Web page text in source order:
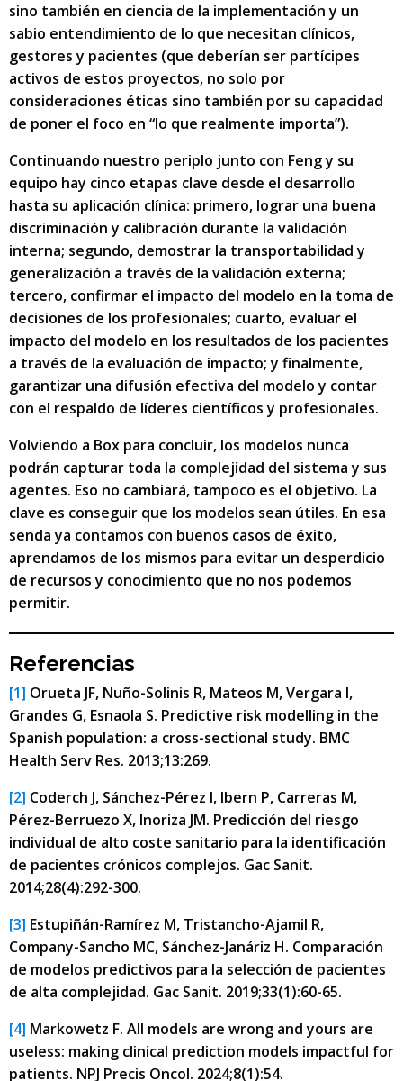
sino también en ciencia de la implementación y un
sabio entendimiento de lo que necesitan clínicos,
gestores y pacientes (que deberían ser partícipes
activos de estos proyectos, no solo por
consideraciones éticas sino también por su capacidad
de poner el foco en “lo que realmente importa”).
Continuando nuestro periplo junto con Feng y su
equipo hay cinco etapas clave desde el desarrollo
hasta su aplicación clínica: primero, lograr una buena
discriminación y calibración durante la validación
interna; segundo, demostrar la transportabilidad y
generalización a través de la validación externa;
tercero, confirmar el impacto del modelo en la toma de
decisiones de los profesionales; cuarto, evaluar el
impacto del modelo en los resultados de los pacientes
a través de la evaluación de impacto; y finalmente,
garantizar una difusión efectiva del modelo y contar
con el respaldo de líderes científicos y profesionales.
Volviendo a Box para concluir, los modelos nunca
podrán capturar toda la complejidad del sistema y sus
agentes. Eso no cambiará, tampoco es el objetivo. La
clave es conseguir que los modelos sean útiles. En esa
senda ya contamos con buenos casos de éxito,
aprendamos de los mismos para evitar un desperdicio
de recursos y conocimiento que no nos podemos
permitir.
Referencias
[1] Orueta JF, Nuño-Solinis R, Mateos M, Vergara I,
Grandes G, Esnaola S. Predictive risk modelling in the
Spanish population: a cross-sectional study. BMC
Health Serv Res. 2013;13:269.
[2] Coderch J, Sánchez-Pérez I, Ibern P, Carreras M,
Pérez-Berruezo X, Inoriza JM. Predicción del riesgo
individual de alto coste sanitario para la identificación
de pacientes crónicos complejos. Gac Sanit.
2014;28(4):292-300.
[3] Estupiñán-Ramírez M, Tristancho-Ajamil R,
Company-Sancho MC, Sánchez-Janáriz H. Comparación
de modelos predictivos para la selección de pacientes
de alta complejidad. Gac Sanit. 2019;33(1):60-65.
[4] Markowetz F. All models are wrong and yours are
useless: making clinical prediction models impactful for
patients. NPJ Precis Oncol. 2024;8(1):54.